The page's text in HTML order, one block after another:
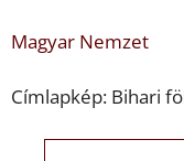
Magyar Nemzet
Címlapkép: Bihari